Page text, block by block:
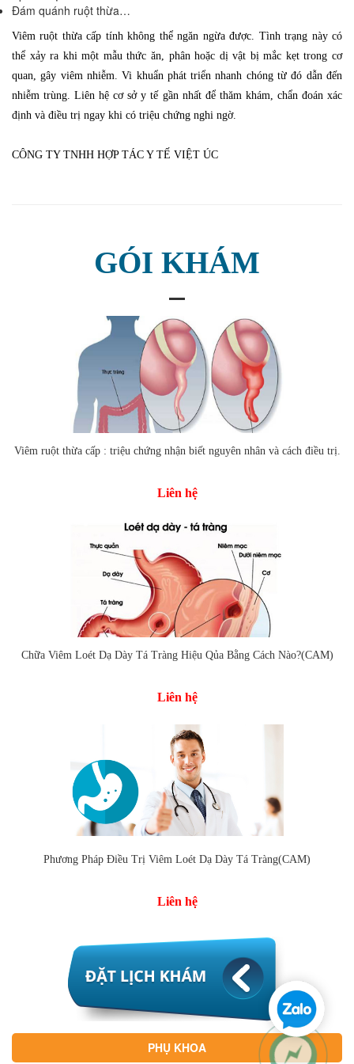
Đám quánh ruột thừa…
Viêm ruột thừa cấp tính không thể ngăn ngừa được. Tình trạng này có
thể xảy ra khi một mẫu thức ăn, phân hoặc dị vật bị mắc kẹt trong cơ
quan, gây viêm nhiễm. Vi khuẩn phát triển nhanh chóng từ đó dẫn đến
nhiễm trùng. Liên hệ cơ sở y tế gần nhất để thăm khám, chẩn đoán xác
định và điều trị ngay khi có triệu chứng nghi ngờ.
CÔNG TY TNHH HỢP TÁC Y TẾ VIỆT ÚC
GÓI KHÁM
Viêm ruột thừa cấp : triệu chứng nhận biết nguyên nhân và cách điều trị.
Liên hệ
Chữa Viêm Loét Dạ Dày Tá Tràng Hiệu Qủa Bằng Cách Nào?(CAM)
Liên hệ
Phương Pháp Điều Trị Viêm Loét Dạ Dày Tá Tràng(CAM)
Liên hệ
PHỤ KHOA